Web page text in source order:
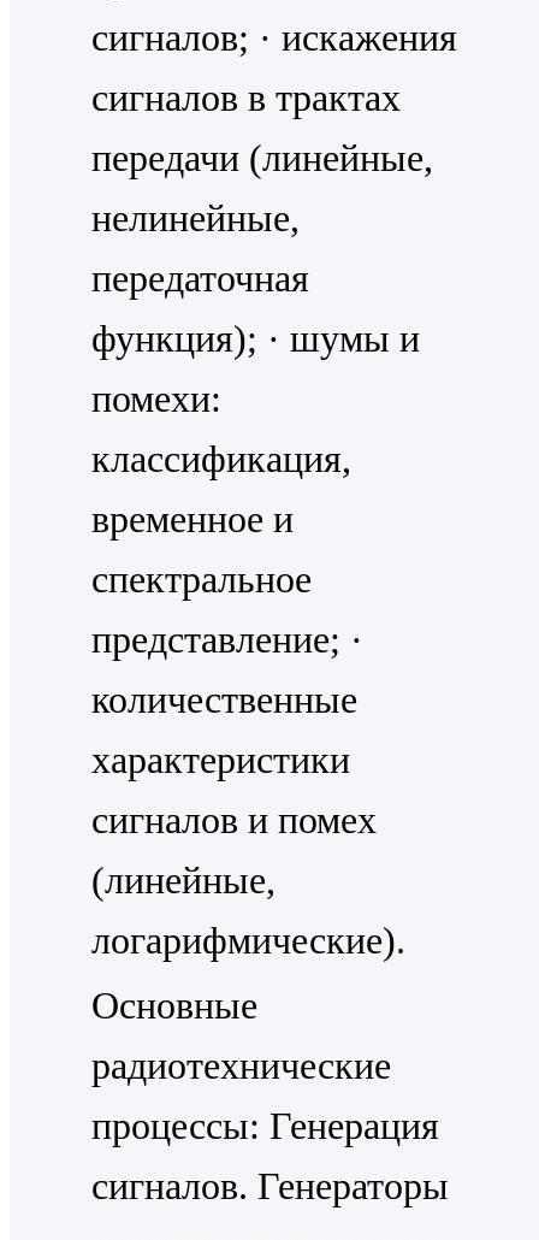
сигналов; · искажения
сигналов в трактах
передачи (линейные,
нелинейные,
передаточная
функция); · шумы и
помехи:
классификация,
временное и
спектральное
представление; ·
количественные
характеристики
сигналов и помех
(линейные,
логарифмические).
Основные
радиотехнические
процессы: Генерация
сигналов. Генераторы